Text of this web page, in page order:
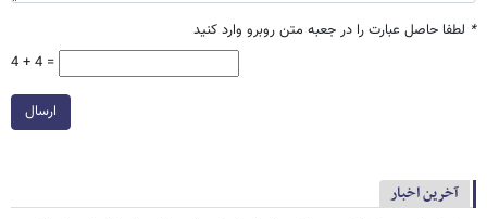
* لطفا حاصل عبارت را در جعبه متن روبرو وارد کنید
4 + 4 =
ارسال
آخرین اخبار